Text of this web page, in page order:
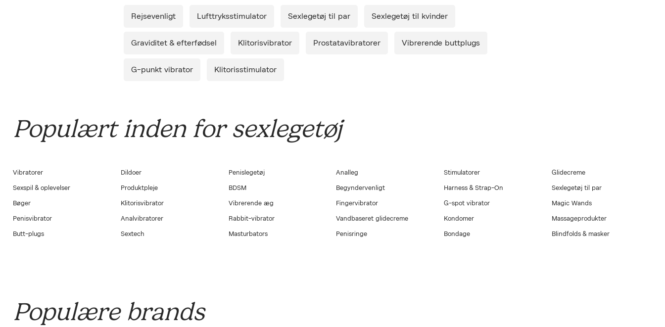
*Køb minimum 1 produkt og få Smile Makers' Silky (S)wipes med i købet. Gælder
Intimservietterne er lavet af bio-nedbrydeligt økologisk bambus med et ultra
tilgængelig for alle. Satisfyer står for kvalitet, prisvenlighed og sanselig
Rejsevenligt Lufttryksstimulator Sexlegetøj til par Sexlegetøj til kvinder
Graviditet & efterfødsel Klitorisvibrator Prostatavibratorer Vibrerende buttplugs
G-punkt vibrator Klitorisstimulator
Populært inden for sexlegetøj
Vibratorer Dildoer Penislegetøj Analleg Stimulatorer Glidecreme
Sexspil & oplevelser Produktpleje BDSM Begyndervenligt Harness & Strap-On Sexlegetøj til par
Bøger Klitorisvibrator Vibrerende æg Fingervibrator G-spot vibrator Magic Wands
Penisvibrator Analvibratorer Rabbit-vibrator Vandbaseret glidecreme Kondomer Massageprodukter
Butt-plugs Sextech Masturbators Penisringe Bondage Blindfolds & masker
Populære brands
Diskret levering.